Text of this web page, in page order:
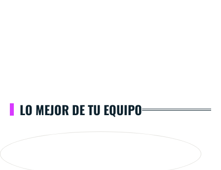
LO MEJOR DE TU EQUIPO